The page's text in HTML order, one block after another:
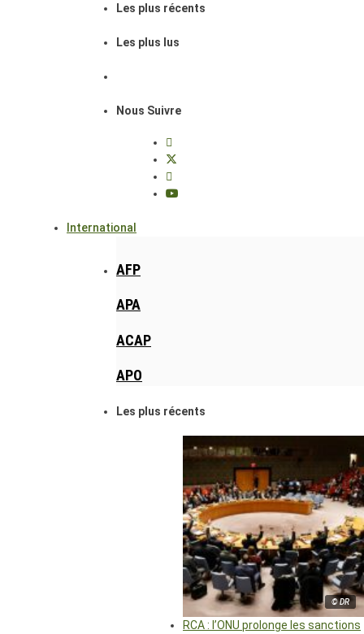
Les plus récents
Les plus lus
Nous Suivre
International
AFP
APA
ACAP
APO
Les plus récents
© DR
RCA : l’ONU prolonge les sanctions